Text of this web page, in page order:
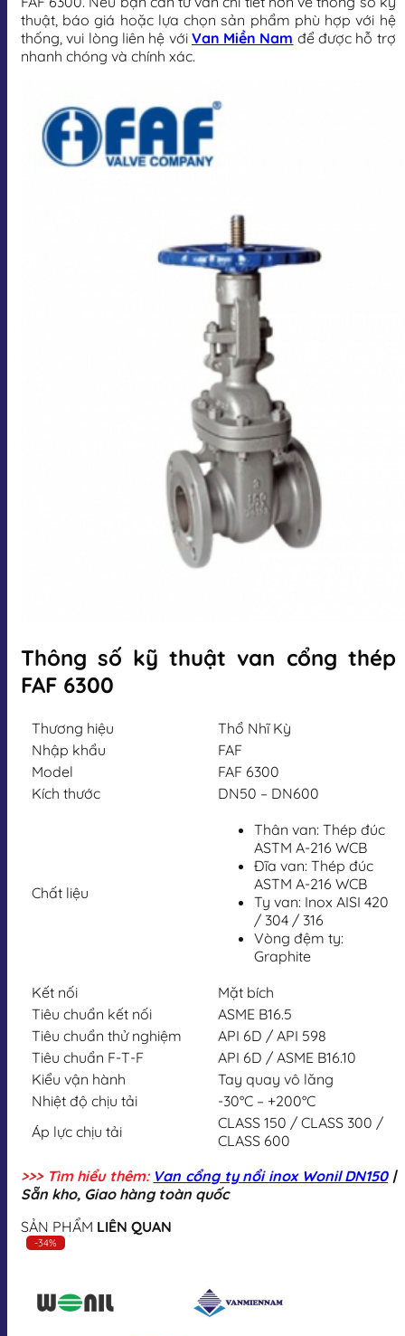
thuật, báo giá hoặc lựa chọn sản phẩm phù hợp với hệ
thống, vui lòng liên hệ với Van Miền Nam để được hỗ trợ
nhanh chóng và chính xác.
Thông số kỹ thuật van cổng thép
FAF 6300
Thương hiệu
Thổ Nhĩ Kỳ
Nhập khẩu
FAF
Model
FAF 6300
Kích thước
DN50 – DN600
Chất liệu
Thân van: Thép đúc
ASTM A-216 WCB
Đĩa van: Thép đúc
ASTM A-216 WCB
Ty van: Inox AISI 420
/ 304 / 316
Vòng đệm ty:
Graphite
Kết nối
Mặt bích
Tiêu chuẩn kết nối
ASME B16.5
Tiêu chuẩn thử nghiệm
API 6D / API 598
Tiêu chuẩn F-T-F
API 6D / ASME B16.10
Kiểu vận hành
Tay quay vô lăng
Nhiệt độ chịu tải
-30°C – +200°C
Áp lực chịu tải
CLASS 150 / CLASS 300 /
CLASS 600
>>> Tìm hiểu thêm: Van cổng ty nổi inox Wonil DN150|
Sẵn kho, Giao hàng toàn quốc
SẢN PHẨM LIÊN QUAN
-34%